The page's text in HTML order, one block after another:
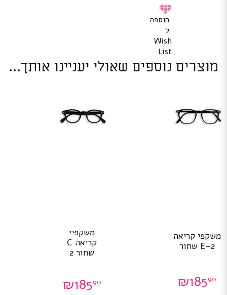
הוספה
ל
Wish
List
מוצרים נוספים שאולי יעניינו אותך...
משקפי קריאה
E-2 שחור
₪18590
משקפיי
קריאה C
שחור 2
₪18590